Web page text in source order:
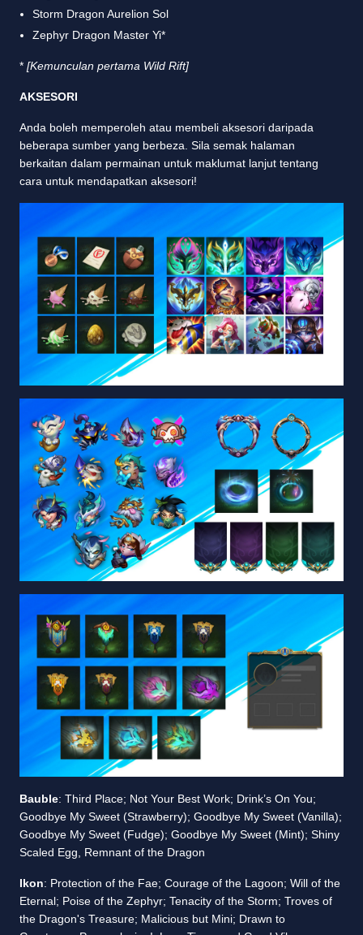
Storm Dragon Aurelion Sol
Zephyr Dragon Master Yi*
* [Kemunculan pertama Wild Rift]
AKSESORI
Anda boleh memperoleh atau membeli aksesori daripada
beberapa sumber yang berbeza. Sila semak halaman
berkaitan dalam permainan untuk maklumat lanjut tentang
cara untuk mendapatkan aksesori!
Bauble: Third Place; Not Your Best Work; Drink’s On You;
Goodbye My Sweet (Strawberry); Goodbye My Sweet (Vanilla);
Goodbye My Sweet (Fudge); Goodbye My Sweet (Mint); Shiny
Scaled Egg, Remnant of the Dragon
Ikon: Protection of the Fae; Courage of the Lagoon; Will of the
Eternal; Poise of the Zephyr; Tenacity of the Storm; Troves of
the Dragon's Treasure; Malicious but Mini; Drawn to